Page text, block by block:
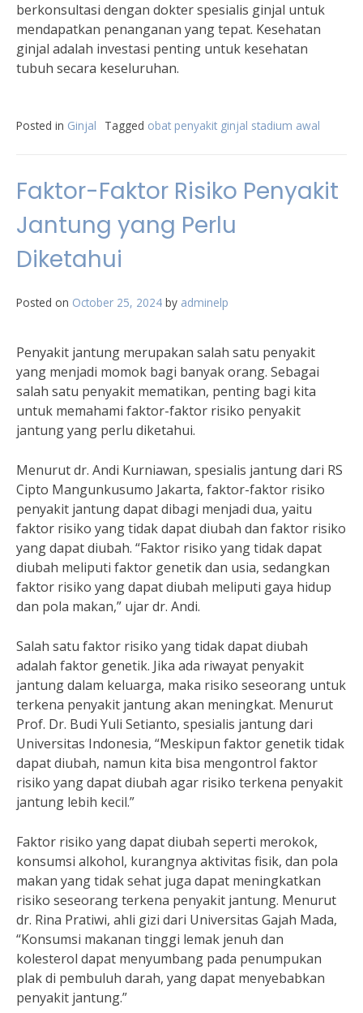
berkonsultasi dengan dokter spesialis ginjal untuk
mendapatkan penanganan yang tepat. Kesehatan
ginjal adalah investasi penting untuk kesehatan
tubuh secara keseluruhan.
Posted in Ginjal Tagged obat penyakit ginjal stadium awal
Faktor-Faktor Risiko Penyakit
Jantung yang Perlu
Diketahui
Posted on October 25, 2024 by adminelp
Penyakit jantung merupakan salah satu penyakit
yang menjadi momok bagi banyak orang. Sebagai
salah satu penyakit mematikan, penting bagi kita
untuk memahami faktor-faktor risiko penyakit
jantung yang perlu diketahui.
Menurut dr. Andi Kurniawan, spesialis jantung dari RS
Cipto Mangunkusumo Jakarta, faktor-faktor risiko
penyakit jantung dapat dibagi menjadi dua, yaitu
faktor risiko yang tidak dapat diubah dan faktor risiko
yang dapat diubah. “Faktor risiko yang tidak dapat
diubah meliputi faktor genetik dan usia, sedangkan
faktor risiko yang dapat diubah meliputi gaya hidup
dan pola makan,” ujar dr. Andi.
Salah satu faktor risiko yang tidak dapat diubah
adalah faktor genetik. Jika ada riwayat penyakit
jantung dalam keluarga, maka risiko seseorang untuk
terkena penyakit jantung akan meningkat. Menurut
Prof. Dr. Budi Yuli Setianto, spesialis jantung dari
Universitas Indonesia, “Meskipun faktor genetik tidak
dapat diubah, namun kita bisa mengontrol faktor
risiko yang dapat diubah agar risiko terkena penyakit
jantung lebih kecil.”
Faktor risiko yang dapat diubah seperti merokok,
konsumsi alkohol, kurangnya aktivitas fisik, dan pola
makan yang tidak sehat juga dapat meningkatkan
risiko seseorang terkena penyakit jantung. Menurut
dr. Rina Pratiwi, ahli gizi dari Universitas Gajah Mada,
“Konsumsi makanan tinggi lemak jenuh dan
kolesterol dapat menyumbang pada penumpukan
plak di pembuluh darah, yang dapat menyebabkan
penyakit jantung.”